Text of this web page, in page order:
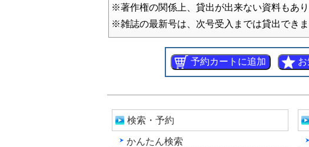
※著作権の関係上、貸出が出来ない資料もあり
※雑誌の最新号は、次号受入までは貸出できま
検索・予約
かんたん検索